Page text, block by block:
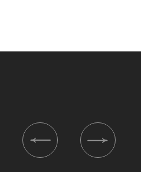
Previous Next